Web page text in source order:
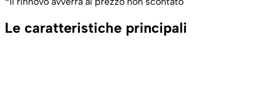
Le caratteristiche principali